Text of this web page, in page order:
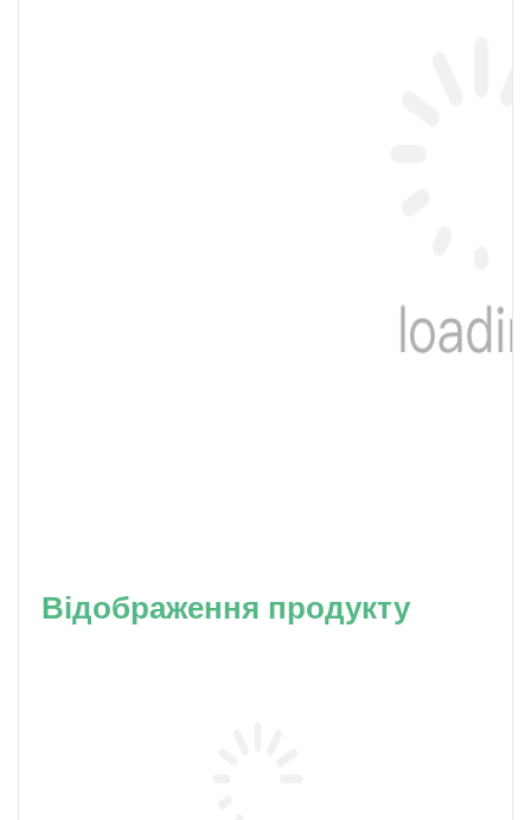
Відображення продукту